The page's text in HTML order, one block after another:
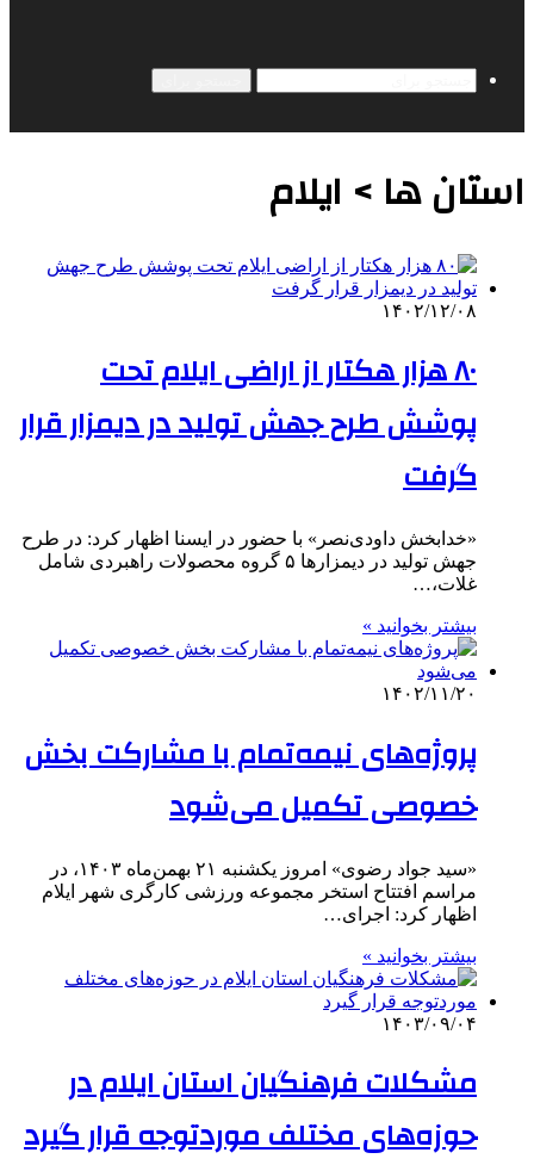
استان ها > ایلام
۱۴۰۲/۱۲/۰۸
۸۰ هزار هکتار از اراضی ایلام تحت
پوشش طرح جهش تولید در دیمزار قرار
گرفت
«خدابخش داودی‌نصر» با حضور در ایسنا اظهار کرد: در طرح
جهش تولید در دیمزارها ۵ گروه محصولات راهبردی شامل
غلات،…
بیشتر بخوانید »
۱۴۰۲/۱۱/۲۰
پروژه‌های نیمه‌تمام با مشارکت بخش
خصوصی تکمیل می‌شود
«سید جواد رضوی» امروز یکشنبه ۲۱ بهمن‌ماه ۱۴۰۳، در
مراسم افتتاح استخر مجموعه ورزشی کارگری شهر ایلام
اظهار کرد: اجرای…
بیشتر بخوانید »
۱۴۰۳/۰۹/۰۴
مشکلات فرهنگیان استان ایلام در
حوزه‌های مختلف موردتوجه قرار گیرد